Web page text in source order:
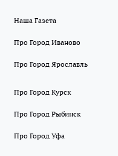
Наша Газета
Про Город Иваново
Про Город Ярославль
Про Город Курск
Про Город Рыбинск
Про Город Уфа